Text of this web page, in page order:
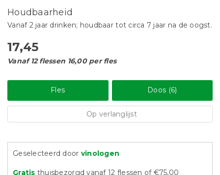
Houdbaarheid
Vanaf 2 jaar drinken; houdbaar tot circa 7 jaar na de oogst.
17,45
Vanaf 12 flessen 16,00 per fles
Fles Doos (6)
Op verlanglijst
Geselecteerd door vinologen
Gratis thuisbezorgd vanaf 12 flessen of €75,00